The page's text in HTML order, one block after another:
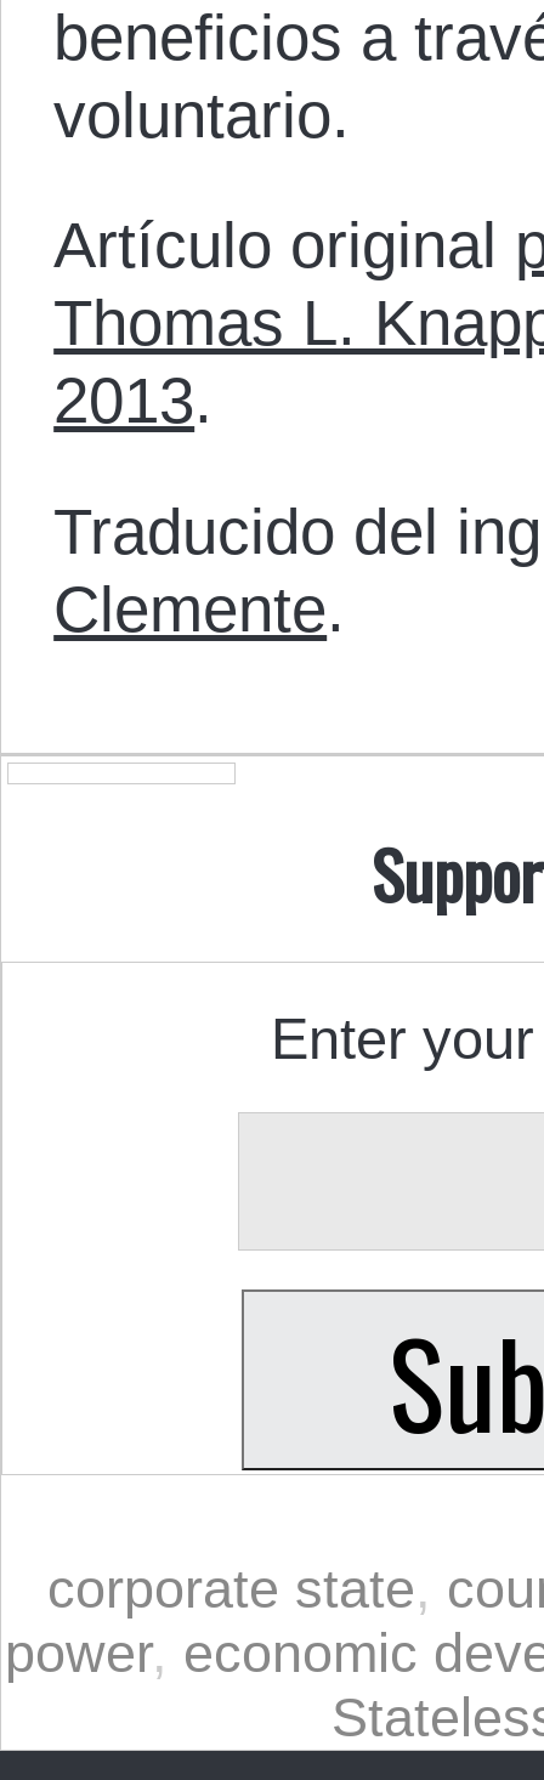
beneficios a
voluntario.
Artículo original
Thomas L.
2013.
Traducido del
Clemente.
Enter
corporate state,
power, economic